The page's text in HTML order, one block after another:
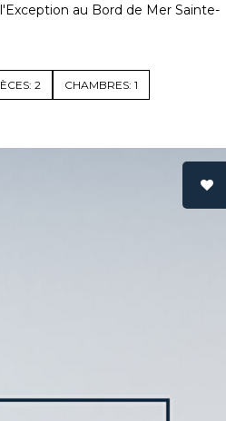
au Bord de Mer Sainte-
2 CHAMBRES: 1